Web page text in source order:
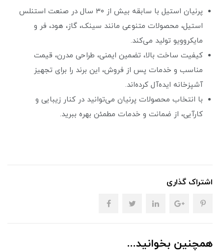
پرنیان استیل با سابقه بیش از ۳۰ سال در صنعت استنلس
استیل، محصولات متنوعی مانند سینک، گاز، هود، فر و
مایکروویو تولید می‌کند.
کیفیت ساخت بالا، تضمین ایمنی، طراحی مدرن، قیمت
مناسب و خدمات پس از فروش، این برند را برای تجهیز
آشپزخانه ایده‌آل کرده‌اند.
با انتخاب محصولات پرنیان می‌توانید در کنار زیبایی و
کارآیی، از ضمانت و خدمات مطمئن بهره ببرید.
اشتراک گذاری
همچنین بخوانید...